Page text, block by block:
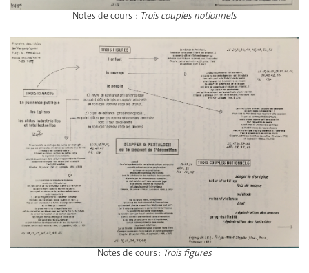
Notes de cours : Trois couples notionnels
Notes de cours : Trois figures